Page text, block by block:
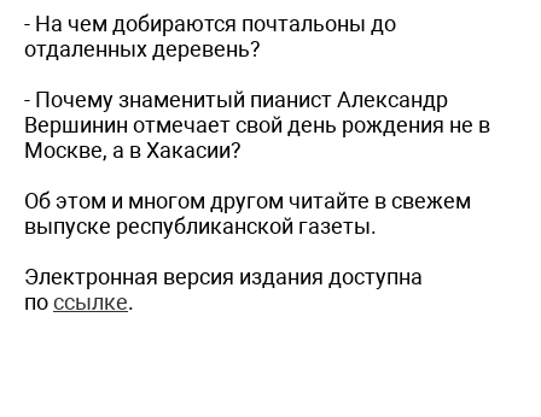
- На чем добираются почтальоны до
отдаленных деревень?
- Почему знаменитый пианист Александр
Вершинин отмечает свой день рождения не в
Москве, а в Хакасии?
Об этом и многом другом читайте в свежем
выпуске республиканской газеты.
Электронная версия издания доступна
поссылке.